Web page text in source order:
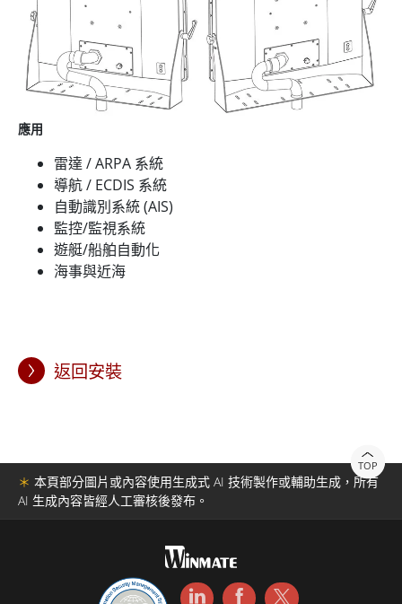
應用
雷達 / ARPA 系統
導航 / ECDIS 系統
自動識別系統 (AIS)
監控/監視系統
遊艇/船舶自動化
海事與近海
返回安裝
TOP
＊ 本頁部分圖片或內容使用生成式 AI 技術製作或輔助生成，所有
AI 生成內容皆經人工審核後發布。